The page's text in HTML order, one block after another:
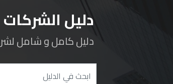
دليل
دليل كامل و شامل